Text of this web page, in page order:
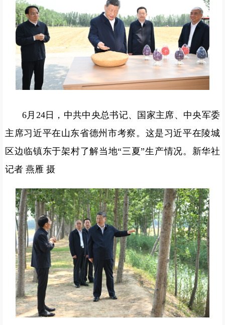
6月24日，中共中央总书记、国家主席、中央军委
主席习近平在山东省德州市考察。这是习近平在陵城
区边临镇东于架村了解当地“三夏”生产情况。新华社
记者 燕雁 摄